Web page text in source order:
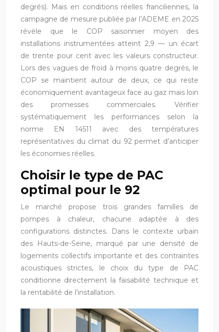
degrés). Mais en conditions réelles franciliennes, la
campagne de mesure publiée par l’ADEME en 2025
révèle que le COP saisonnier moyen des
installations instrumentées atteint 2,9 — un écart
de trente pour cent avec les valeurs constructeur.
Lors des vagues de froid à moins quatre degrés, le
COP se maintient autour de deux, ce qui reste
économiquement avantageux face au gaz mais loin
des promesses commerciales. Vérifier
systématiquement les performances selon la
norme EN 14511 avec des températures
représentatives du climat du 92 permet d’anticiper
les économies réelles.
Choisir le type de PAC
optimal pour le 92
Le marché propose trois grandes familles de
pompes à chaleur, chacune adaptée à des
configurations distinctes. Dans le contexte urbain
des Hauts-de-Seine, marqué par une densité de
logements collectifs importante et des contraintes
acoustiques strictes, le choix du type de PAC
conditionne directement la faisabilité technique et
la rentabilité de l’installation.